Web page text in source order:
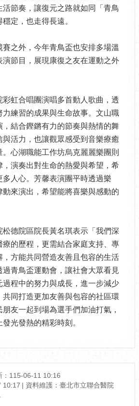
活節奏，讓復元之路就如同「青鳥
定，也走得長遠。
賽之外，今年青鳥盃也安排多場溫
演節目，展現康復之友在運動之外
彩虹合唱團演唱多首動人歌曲，透
力練習的成果與生命故事。文山職
，結合鏗鏘有力的節奏與熱情的舞
與活力，也讓觀眾感受到音樂療癒
心湖職能工作坊烏克麗麗樂團則
，演奏出對生命的熱愛與希望，希
多人心。芳馨表演團平時透過樂
動來演出，希望能將喜樂與感動的
松德院區院長黃名琪表示「我們深
療的歷程，更需結合家庭支持、專
，方能共同營造友善且包容的生活
過青鳥盃運動會，讓社會大眾看見
過程中的努力與成長，進一步減少
共同打造更加友善與包容的社區環
友一起到場為選手們加油打氣，
光發熱的精彩時刻。
：115-06-11 10:16
10:17
資料維護：臺北市立聯合醫院